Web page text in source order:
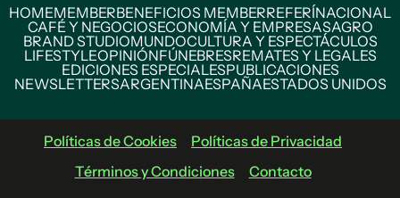
HOMEMEMBERBENEFICIOS MEMBERREFERÍNACIONAL
CAFÉ Y NEGOCIOSECONOMÍA Y EMPRESASAGRO
BRAND STUDIOMUNDOCULTURA Y ESPECTÁCULOS
LIFESTYLEOPINIÓNFÚNEBRESREMATES Y LEGALES
EDICIONES ESPECIALESPUBLICACIONES
NEWSLETTERSARGENTINAESPAÑAESTADOS UNIDOS
Políticas de Cookies
Políticas de Privacidad
Términos y Condiciones
Contacto